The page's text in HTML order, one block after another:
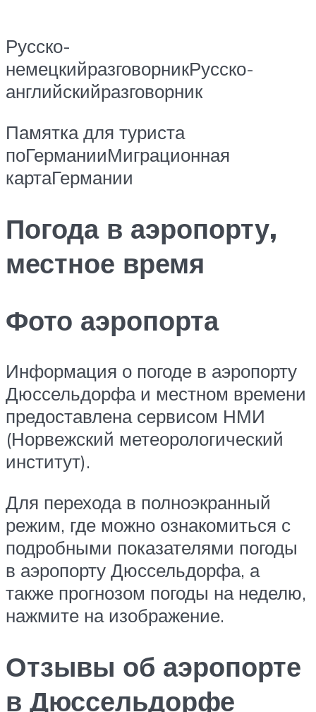
Русско-
немецкийразговорникРусско-
английскийразговорник
Памятка для туриста
поГерманииМиграционная
картаГермании
Погода в аэропорту,
местное время
Фото аэропорта
Информация о погоде в аэропорту
Дюссельдорфа и местном времени
предоставлена сервисом НМИ
(Норвежский метеорологический
институт).
Для перехода в полноэкранный
режим, где можно ознакомиться с
подробными показателями погоды
в аэропорту Дюссельдорфа, а
также прогнозом погоды на неделю,
нажмите на изображение.
Отзывы об аэропорте
в Дюссельдорфе